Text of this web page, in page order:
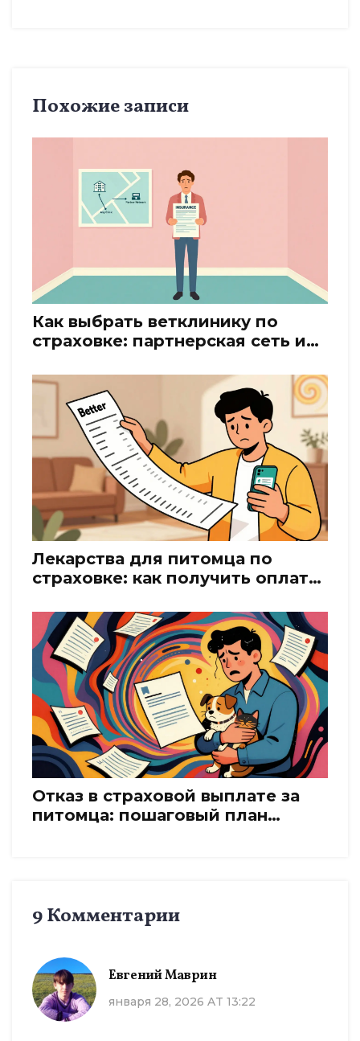
Похожие записи
Как выбрать ветклинику по
страховке: партнерская сеть и
Лекарства для питомца по
страховке: как получить оплату
Отказ в страховой выплате за
питомца: пошаговый план
9 Комментарии
Евгений Маврин
января 28, 2026 AT 13:22